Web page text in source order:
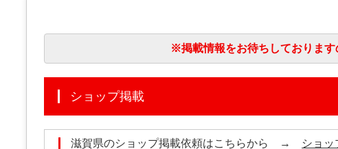
※掲載情報をお待ちしております
ショップ掲載
滋賀県のショップ掲載依頼はこちらから → ショッ